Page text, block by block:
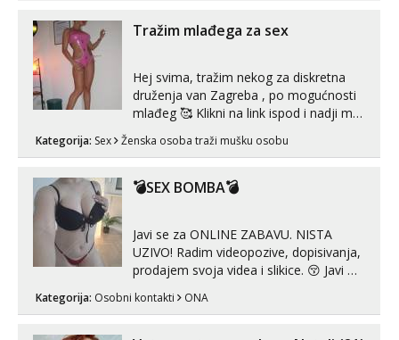
Tražim mlađega za sex
Hej svima, tražim nekog za diskretna
druženja van Zagreba , po mogućnosti
mlađeg 🥰 Klikni na link ispod i nadji me
Kategorija: Sex Ženska osoba traži mušku osobu
💣SEX BOMBA💣
Javi se za ONLINE ZABAVU. NISTA
UZIVO! Radim videopozive, dopisivanja,
prodajem svoja videa i slikice. 😚 Javi mi
Telegram. +385 91 723 0045
Kategorija: Osobni kontakti ONA